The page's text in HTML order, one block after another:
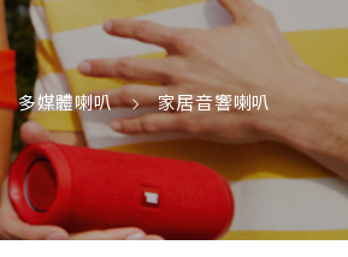
搜尋
多媒體喇叭 家居音響喇叭